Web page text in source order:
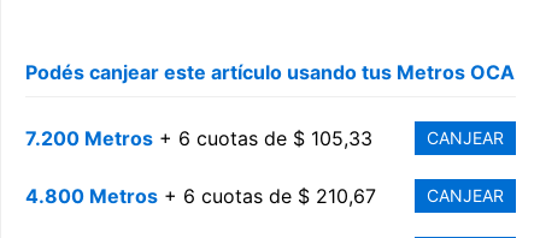
Podés canjear este artículo usando tus Metros OCA
7.200 Metros + 6 cuotas de $ 105,33 CANJEAR
4.800 Metros + 6 cuotas de $ 210,67 CANJEAR